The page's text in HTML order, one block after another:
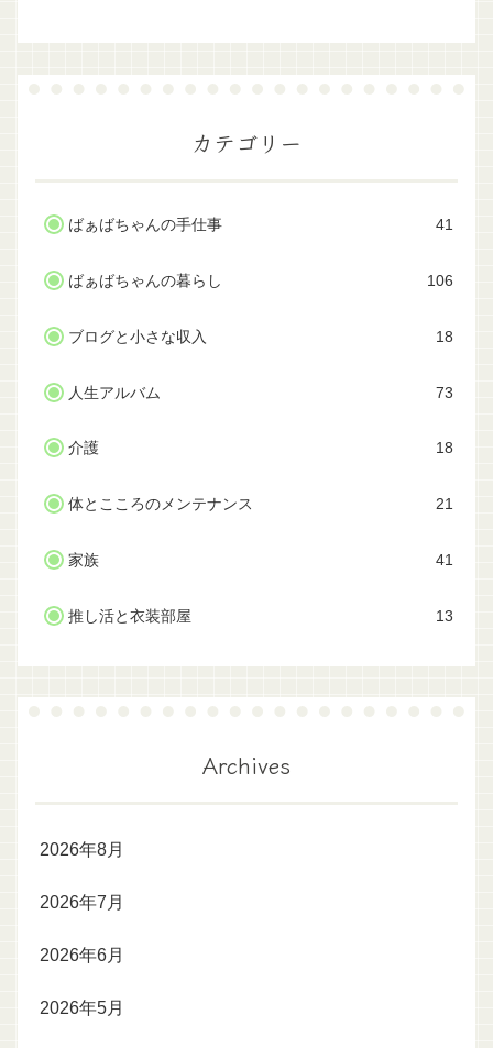
カテゴリー
ばぁばちゃんの手仕事 41
ばぁばちゃんの暮らし 106
ブログと小さな収入 18
人生アルバム 73
介護 18
体とこころのメンテナンス 21
家族 41
推し活と衣装部屋 13
Archives
2026年8月
2026年7月
2026年6月
2026年5月